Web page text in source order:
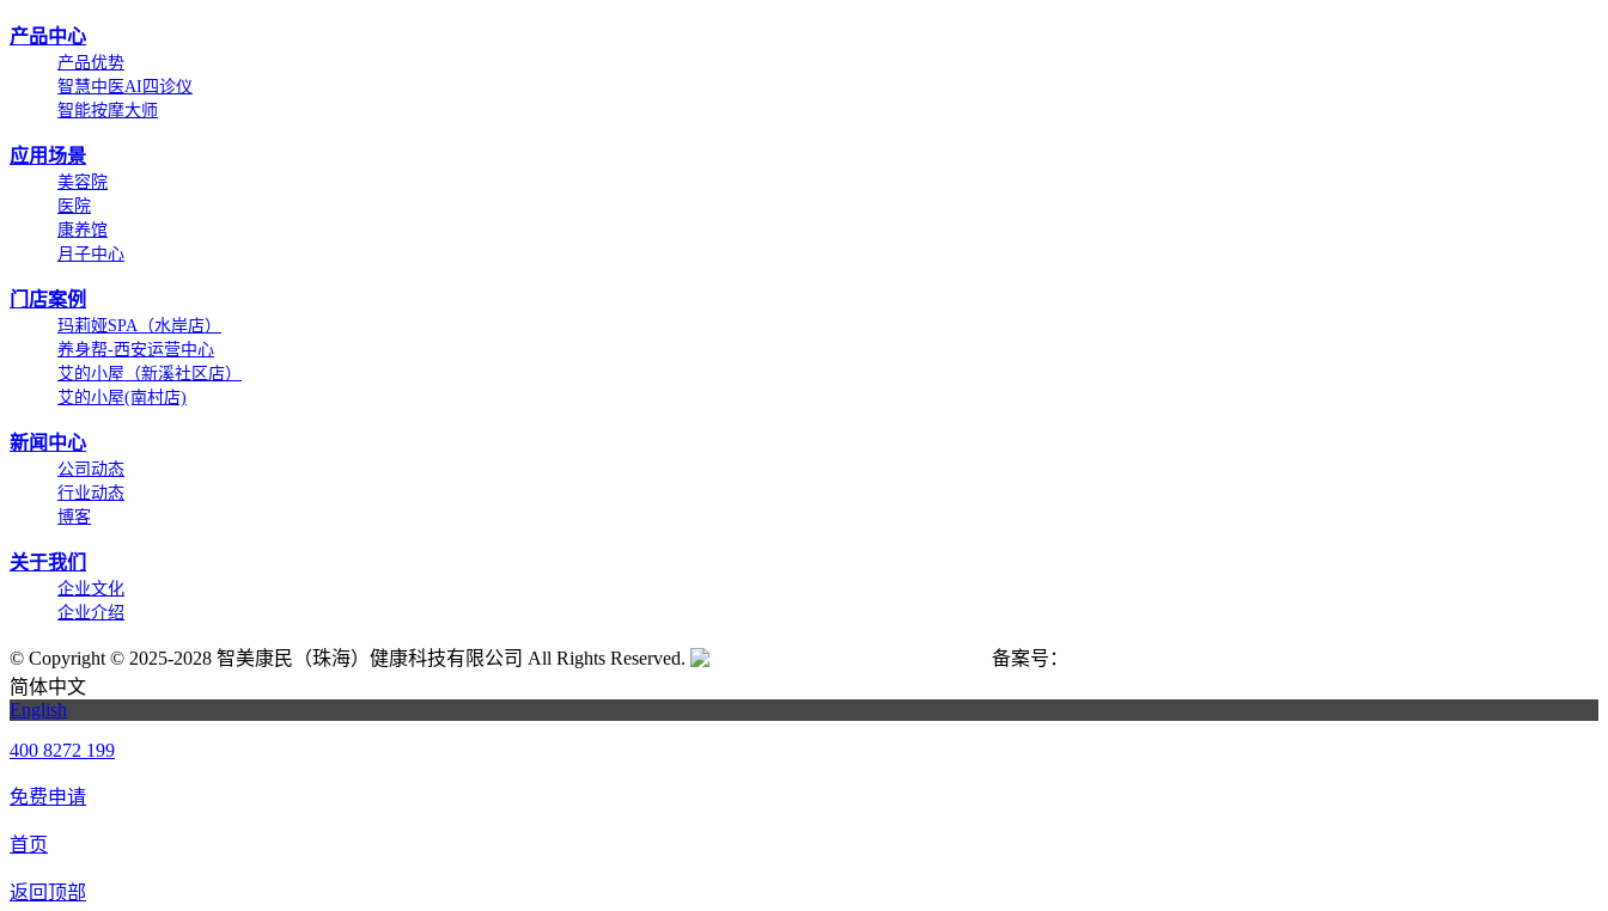
产品中心
产品优势
智慧中医AI四诊仪
智能按摩大师
应用场景
美容院
医院
康养馆
月子中心
门店案例
玛莉娅SPA（水岸店）
养身帮-西安运营中心
艾的小屋（新溪社区店）
艾的小屋(南村店)
新闻中心
公司动态
行业动态
博客
关于我们
企业文化
企业介绍
© Copyright © 2025-2028 智美康民（珠海）健康科技有限公司 All Rights Reserved. 备案号：
简体中文
English
400 8272 199
免费申请
首页
返回顶部